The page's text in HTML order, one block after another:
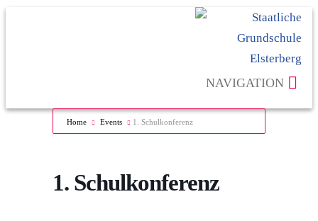
NAVIGATION
Home Events 1. Schulkonferenz
1. Schulkonferenz